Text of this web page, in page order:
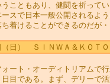
こともあり、健闘を祈って
スで日本一般公開されるよ
着けることができるのだが・
（日） ＳＩＮＷＡ＆ＫＯＴＯ
ート・オーディトリアムで
目である。まず、デリーで活